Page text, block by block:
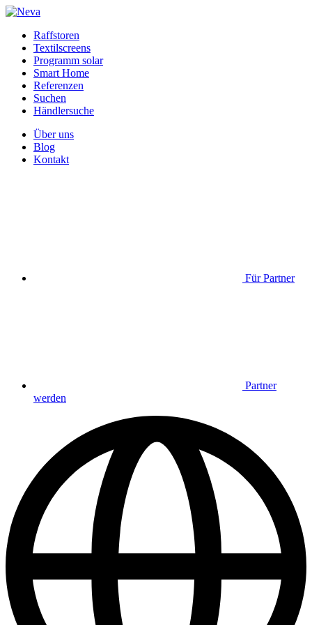
Raffstoren
Textilscreens
Programm solar
Smart Home
Referenzen
Suchen
Händlersuche
Über uns
Blog
Kontakt
Für Partner
Partner
werden